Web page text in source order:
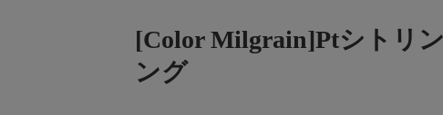
[Color Milgrain]Ptシトリ
ング